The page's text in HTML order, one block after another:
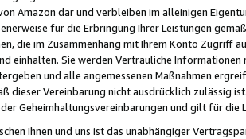
Amazon dar und verbleiben im alleinigen
für die Erbringung Ihrer Leistungen
die im Zusammenhang mit Ihrem Konto
einhalten. Sie werden Vertrauliche
und alle angemessenen Maßnahmen
dieser Vereinbarung nicht ausdrücklich zulässig
Geheimhaltungsvereinbarungen und gilt für die
Ihnen und uns ist das unabhängiger